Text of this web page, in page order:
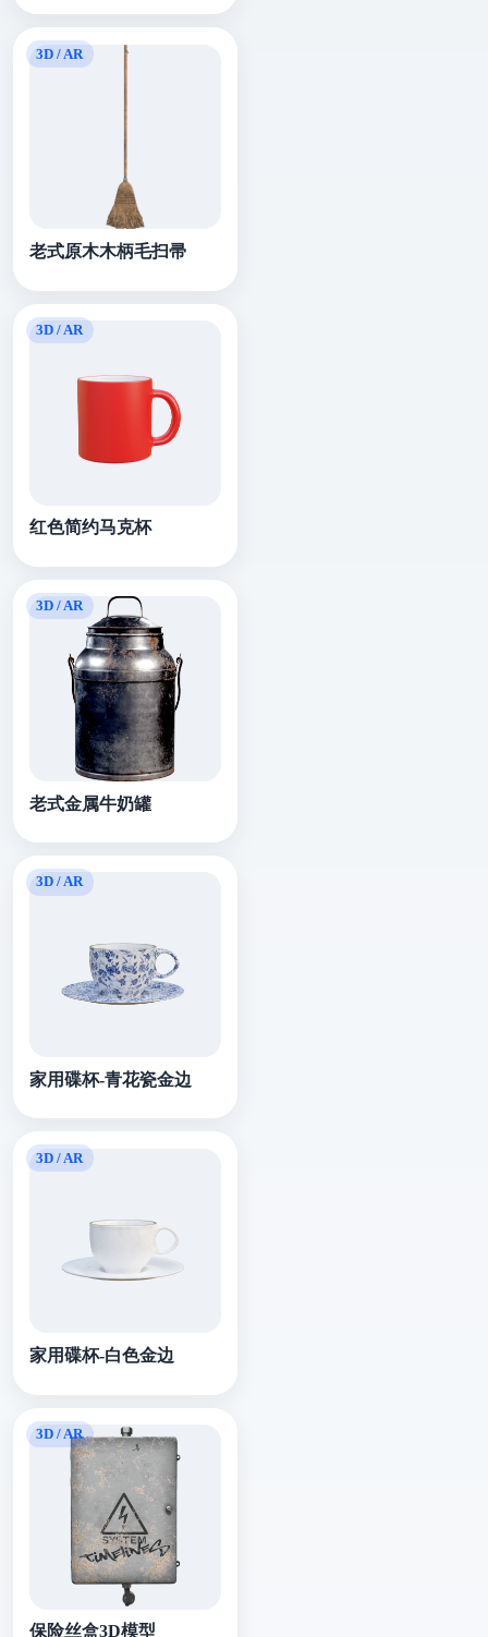
老式原木木柄毛扫帚
红色简约马克杯
老式金属牛奶罐
家用碟杯-青花瓷金边
家用碟杯-白色金边
保险丝盒3D模型